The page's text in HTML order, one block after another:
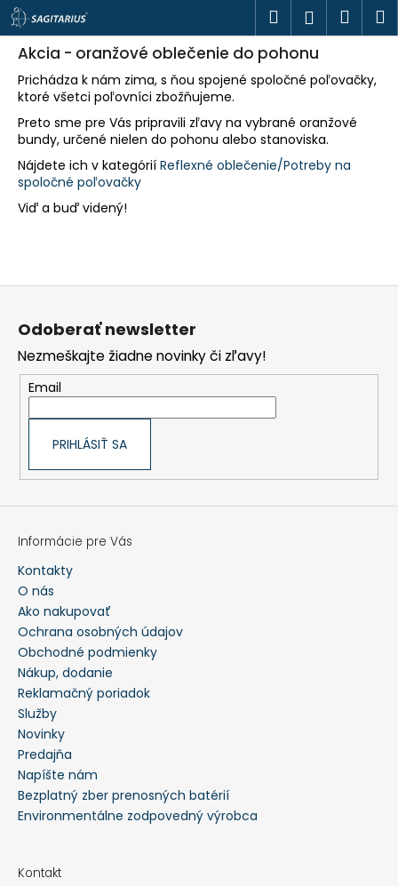
Prejsť
na
obsah
Hľadať
Akcia - oranžové oblečenie do pohonu
Prichádza k nám zima, s ňou spojené spoločné poľovačky,
ktoré všetci poľovníci zbožňujeme.
Preto sme pre Vás pripravili zľavy na vybrané oranžové
bundy, určené nielen do pohonu alebo stanoviska.
Nájdete ich v kategórií Reflexné oblečenie/Potreby na
spoločné poľovačky
Viď a buď videný!
š
Č
o
p
o
t
r
e
b
u
j
á
ť
HĽADAŤ
d
r
č
a
m
PERCUSSION
-
TEPLÉ
POĽOVNÍCKE
NOHAVICE
S
TRAKMI
GRAND
NORD
-
10101
KAKI
Z
Odoberať newsletter
Nezmeškajte žiadne novinky či zľavy!
Email
PRIHLÁSIŤ SA
Informácie pre Vás
Kontakty
O nás
Ako nakupovať
Ochrana osobných údajov
Obchodné podmienky
Nákup, dodanie
Reklamačný poriadok
Služby
Novinky
Predajňa
Napíšte nám
Bezplatný zber prenosných batérií
Environmentálne zodpovedný výrobca
Kontakt